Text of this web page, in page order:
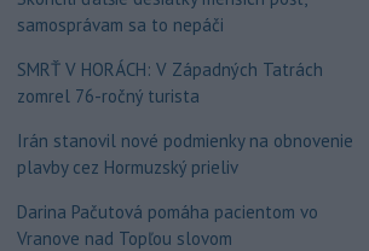
samosprávam sa to nepáči
SMRŤ V HORÁCH: V Západných Tatrách
zomrel 76-ročný turista
Irán stanovil nové podmienky na obnovenie
plavby cez Hormuzský prieliv
Darina Pačutová pomáha pacientom vo
Vranove nad Topľou slovom